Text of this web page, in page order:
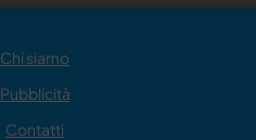
Chi siamo
Pubblicità
Contatti